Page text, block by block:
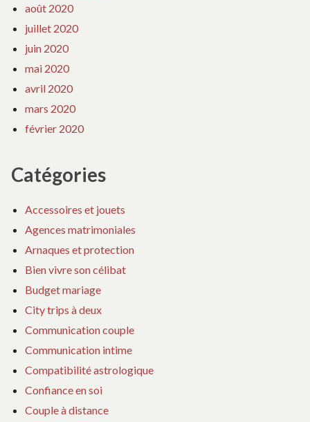
août 2020
juillet 2020
juin 2020
mai 2020
avril 2020
mars 2020
février 2020
Catégories
Accessoires et jouets
Agences matrimoniales
Arnaques et protection
Bien vivre son célibat
Budget mariage
City trips à deux
Communication couple
Communication intime
Compatibilité astrologique
Confiance en soi
Couple à distance